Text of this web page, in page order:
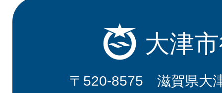
大津
〒520-8575 滋賀県大